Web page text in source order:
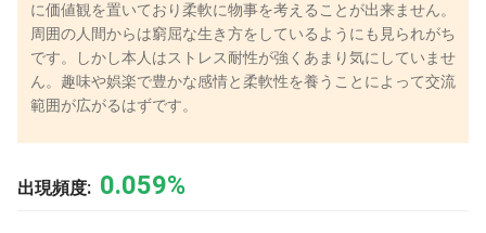
に価値観を置いており柔軟に物事を考えることが出来ません。
周囲の人間からは窮屈な生き方をしているようにも見られがち
です。しかし本人はストレス耐性が強くあまり気にしていませ
ん。趣味や娯楽で豊かな感情と柔軟性を養うことによって交流
範囲が広がるはずです。
出現頻度: 0.059%